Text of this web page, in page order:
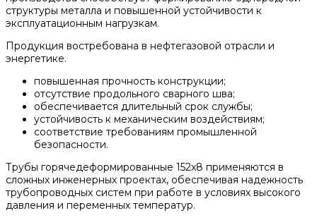
структуры металла и повышенной устойчивости к
эксплуатационным нагрузкам.
Продукция востребована в нефтегазовой отрасли и
энергетике.
повышенная прочность конструкции;
отсутствие продольного сварного шва;
обеспечивается длительный срок службы;
устойчивость к механическим воздействиям;
соответствие требованиям промышленной
безопасности.
Трубы горячедеформированные 152x8 применяются в
сложных инженерных проектах, обеспечивая надежность
трубопроводных систем при работе в условиях высокого
давления и переменных температур.